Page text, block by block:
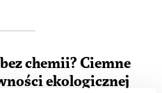
chemii? Ciemne
ekologicznej